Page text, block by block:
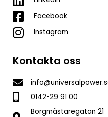
Facebook
Instagram
Kontakta oss
0142-29 91 00
Borgmästaregatan 21